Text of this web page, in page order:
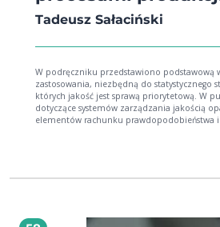
Tadeusz Sałaciński
W podręczniku przedstawiono podstawową
zastosowania, niezbędną do statystycznego
których jakość jest sprawą priorytetową. W
dotyczące systemów zarządzania jakością
elementów rachunku prawdopodobieństwa
technicznych i ekonomicznych.